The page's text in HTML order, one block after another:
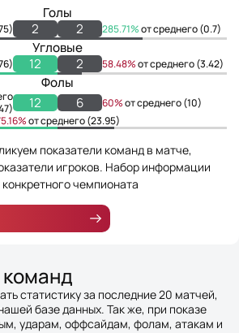
Голы
2 2 285.71%от среднего (0.7)
Угловые
12 2 58.48%от среднего (3.42)
Фолы
12 6 60%от среднего (10)
от среднего (23.95)
показатели команд в матче,
игроков. Набор информации
чемпионата
статистику за последние 20 матчей,
базе данных. Так же, при показе
ударам, оффсайдам, фолам, атакам и